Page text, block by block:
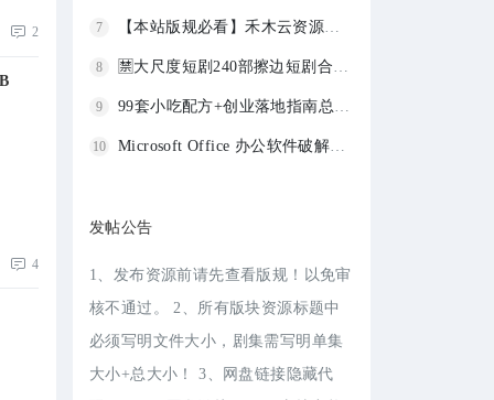
2
4
7 【本站版规必看】禾木云资源社发帖各版块版
8 🈲大尺度短剧240部擦边短剧合集 【228.9GB
9 99套小吃配方+创业落地指南总共80G（价值39
10 Microsoft Office 办公软件破解版安装包大
发帖公告
1、发布资源前请先查看版规！以免审
核不通过。 2、所有版块资源标题中
必须写明文件大小，剧集需写明单集
大小+总大小！ 3、网盘链接隐藏代